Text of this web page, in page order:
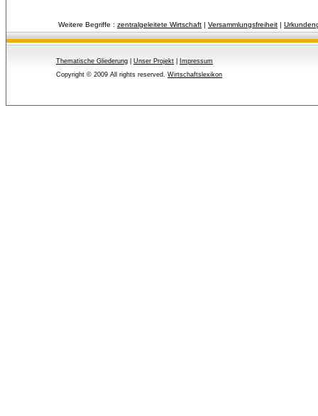
Weitere Begriffe : zentralgeleitete Wirtschaft | Versammlungsfreiheit |
Thematische Gliederung Unser Projekt
Impressum
Copyright © 2009 All rights reserved. Wirtschaftslexikon